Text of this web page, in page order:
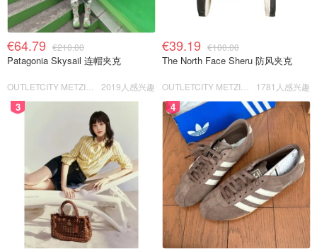
€64.79 €210.00
Patagonia Skysail 连帽夹克
2019人感兴趣
€39.19 €100.00
The North Face Sheru 防风夹克
1781人感兴趣
3 4